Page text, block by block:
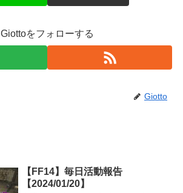
Giottoをフォローする
Giotto
【FF14】毎日活動報告
【2024/01/20】